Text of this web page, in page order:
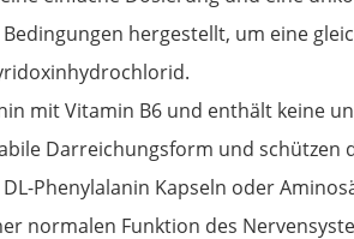
hergestellt, um eine
mit Vitamin B6 und enthält keine
Darreichungsform und schützen
Phenylalanin Kapseln oder
normalen Funktion des